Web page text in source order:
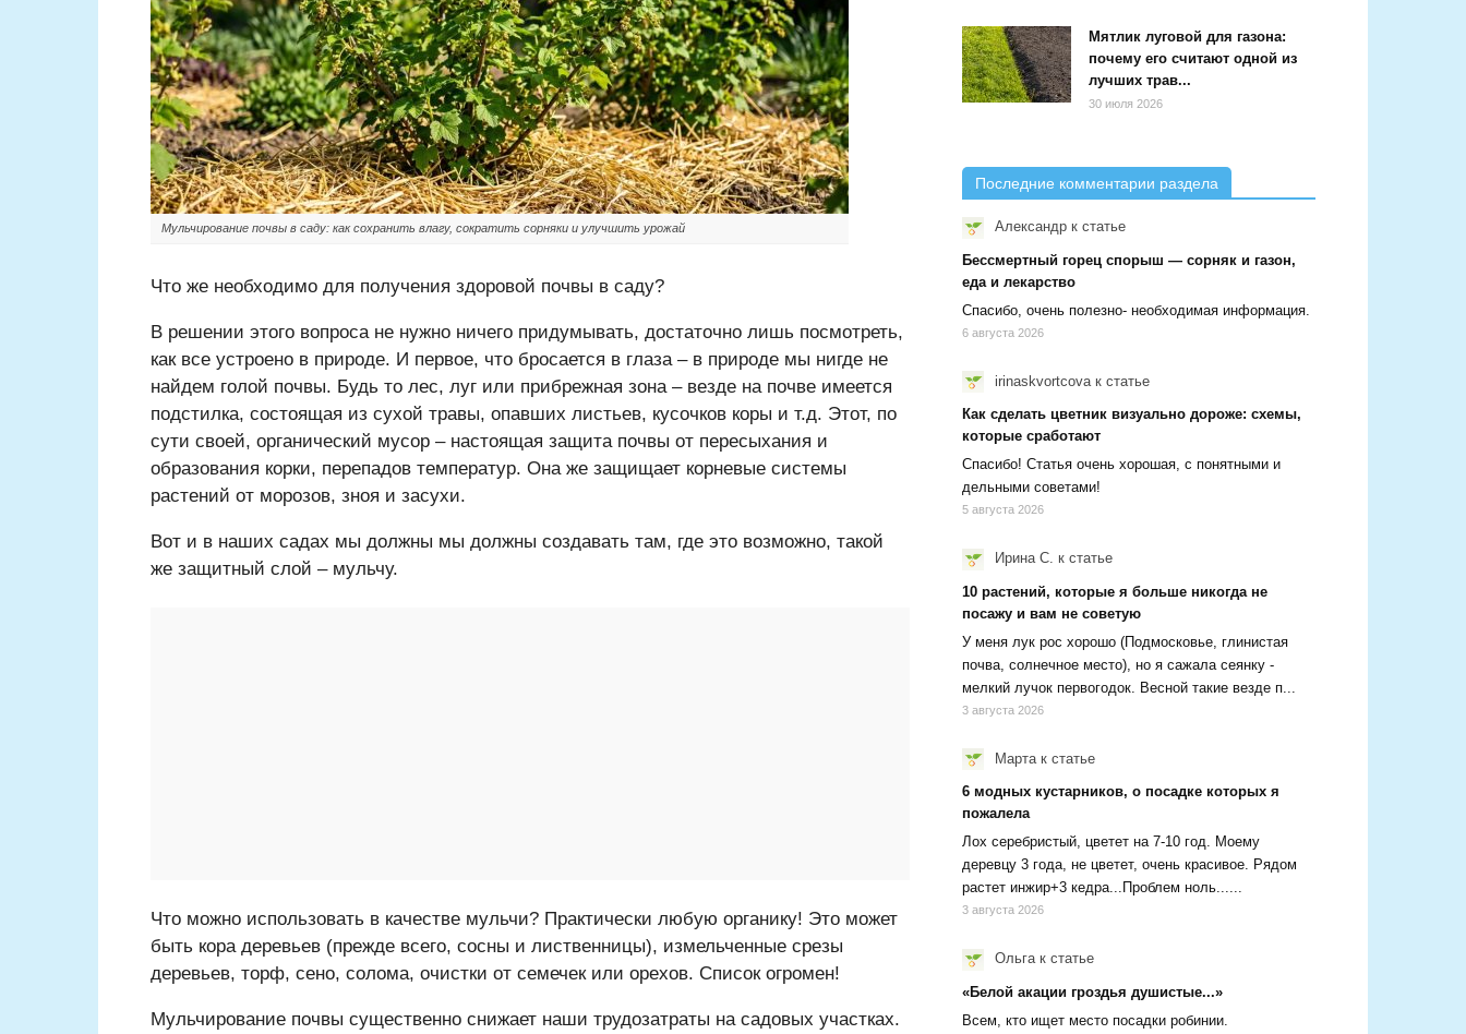
Мульчирование почвы в саду: как сохранить влагу, сократить сорняки и улучшить урожай
Что же необходимо для получения здоровой почвы в саду?
В решении этого вопроса не нужно ничего придумывать, достаточно лишь посмотреть,
как все устроено в природе. И первое, что бросается в глаза – в природе мы нигде не
найдем голой почвы. Будь то лес, луг или прибрежная зона – везде на почве имеется
подстилка, состоящая из сухой травы, опавших листьев, кусочков коры и т.д. Этот, по
сути своей, органический мусор – настоящая защита почвы от пересыхания и
образования корки, перепадов температур. Она же защищает корневые системы
растений от морозов, зноя и засухи.
Вот и в наших садах мы должны мы должны создавать там, где это возможно, такой
же защитный слой – мульчу.
Что можно использовать в качестве мульчи? Практически любую органику! Это может
быть кора деревьев (прежде всего, сосны и лиственницы), измельченные срезы
деревьев, торф, сено, солома, очистки от семечек или орехов. Список огромен!
Мульчирование почвы существенно снижает наши трудозатраты на садовых участках.
Мятлик луговой для газона:
почему его считают одной из
лучших трав...
30 июля 2026
Последние комментарии раздела
Александр к статье
Бессмертный горец спорыш — сорняк и газон,
еда и лекарство
Спасибо, очень полезно- необходимая информация.
6 августа 2026
irinaskvortcova к статье
Как сделать цветник визуально дороже: схемы,
которые сработают
Спасибо! Статья очень хорошая, с понятными и
дельными советами!
5 августа 2026
Ирина С. к статье
10 растений, которые я больше никогда не
посажу и вам не советую
У меня лук рос хорошо (Подмосковье, глинистая
почва, солнечное место), но я сажала сеянку -
мелкий лучок первогодок. Весной такие везде п...
3 августа 2026
Марта к статье
6 модных кустарников, о посадке которых я
пожалела
Лох серебристый, цветет на 7-10 год. Моему
деревцу 3 года, не цветет, очень красивое. Рядом
растет инжир+3 кедра...Проблем ноль......
3 августа 2026
Ольгак статье
«Белой акации гроздья душистые...»
Всем, кто ищет место посадки робинии.